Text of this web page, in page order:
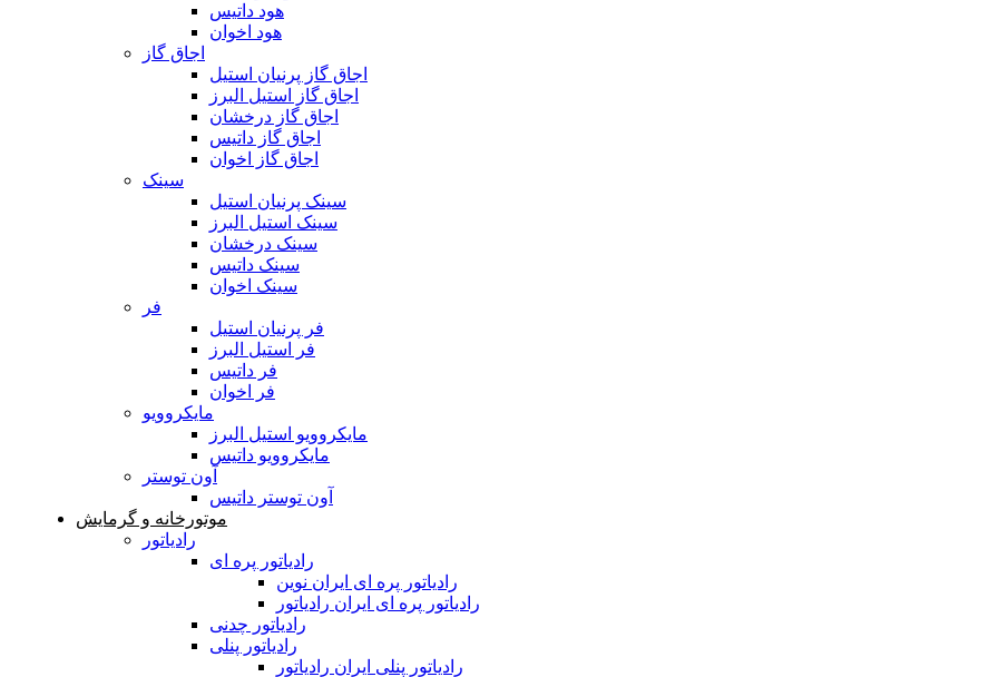
هود داتیس
هود اخوان
اجاق گاز
اجاق گاز پرنیان استیل
اجاق گاز استیل البرز
اجاق گاز درخشان
اجاق گاز داتیس
اجاق گاز اخوان
سینک
سینک پرنیان استیل
سینک استیل البرز
سینک درخشان
سینک داتیس
سینک اخوان
فر
فر پرنیان استیل
فر استیل البرز
فر داتیس
فر اخوان
مایکروویو
مایکروویو استیل البرز
مایکروویو داتیس
آون توستر
آون توستر داتیس
موتورخانه و گرمایش
رادیاتور
رادیاتور پره ای
رادیاتور پره ای ایران نوین
رادیاتور پره ای ایران رادیاتور
رادیاتور چدنی
رادیاتور پنلی
رادیاتور پنلی ایران رادیاتور